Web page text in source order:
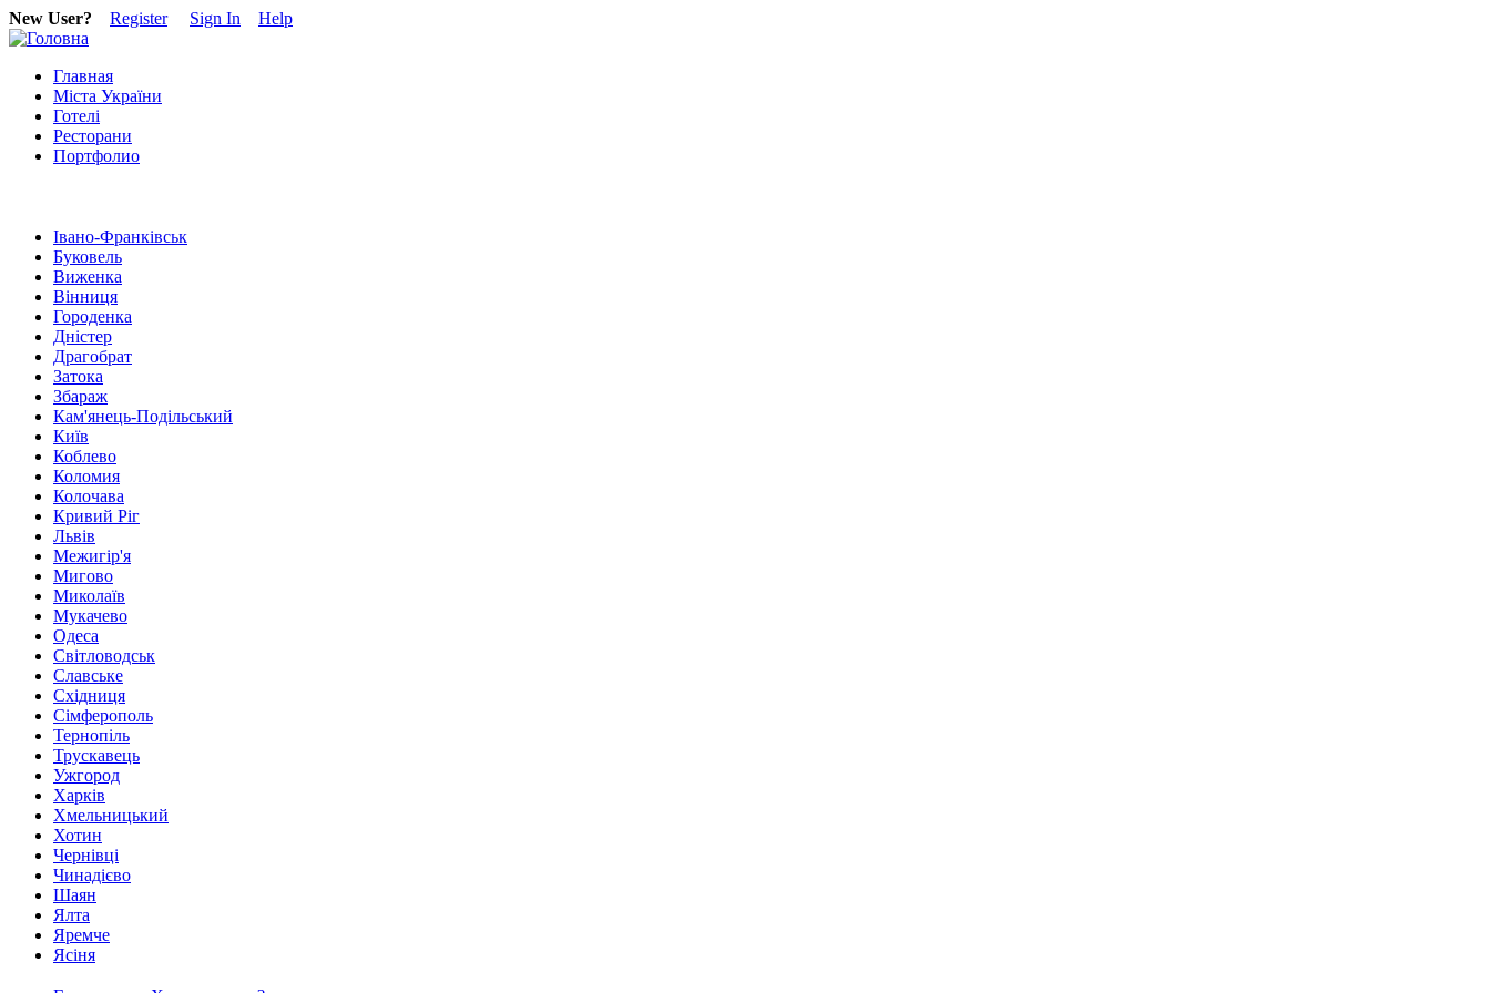
New User? Register Sign In Help
Главная
Міста України
Готелі
Ресторани
Портфолио
Івано-Франківськ
Буковель
Виженка
Вінниця
Городенка
Дністер
Драгобрат
Затока
Збараж
Кам'янець-Подільський
Київ
Коблево
Коломия
Колочава
Кривий Ріг
Львів
Межигір'я
Мигово
Миколаїв
Мукачево
Одеса
Світловодськ
Славське
Східниця
Сімферополь
Тернопіль
Трускавець
Ужгород
Харків
Хмельницький
Хотин
Чернівці
Чинадієво
Шаян
Ялта
Яремче
Ясіня